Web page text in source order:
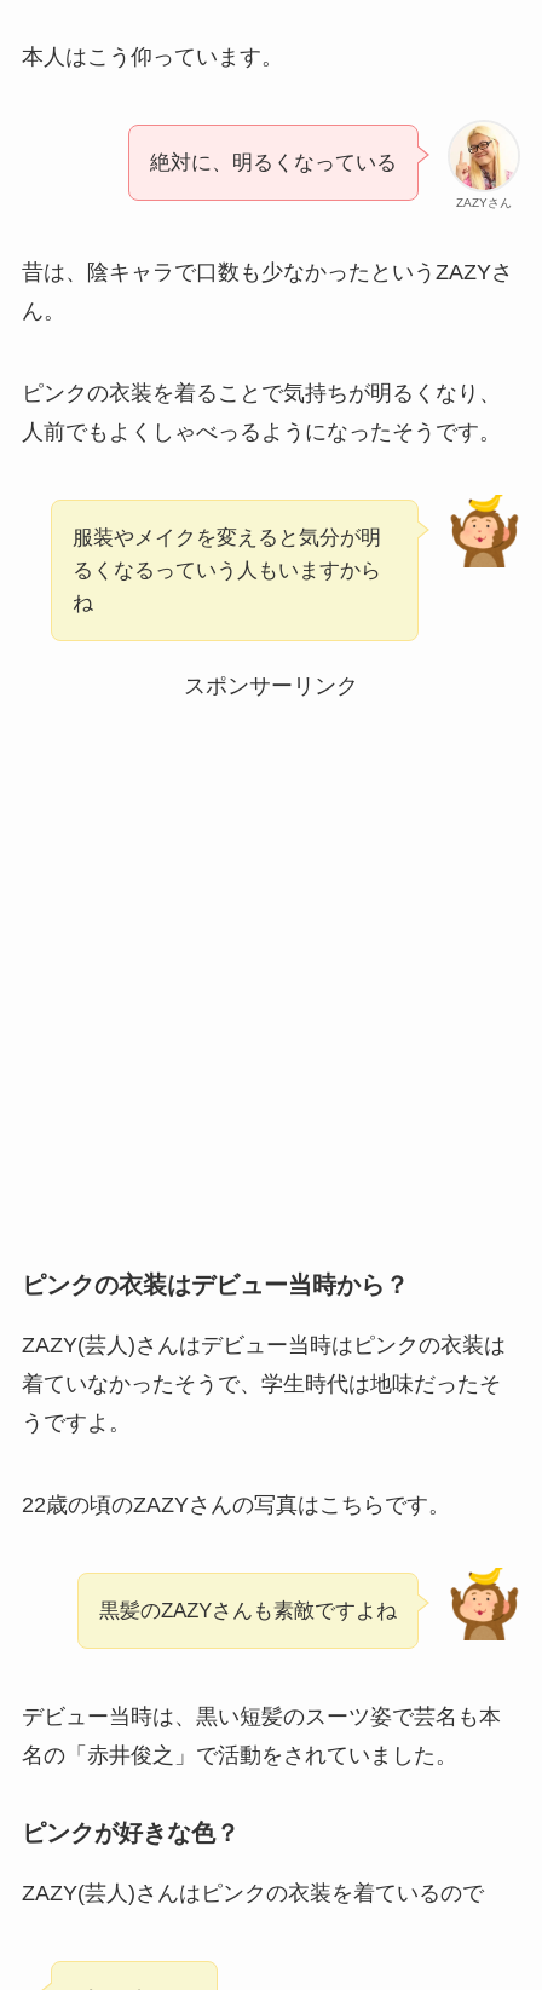
本人はこう仰っています。
ZAZYさん
絶対に、明るくなっている
昔は、陰キャラで口数も少なかったというZAZYさ
ん。
ピンクの衣装を着ることで気持ちが明るくなり、
人前でもよくしゃべっるようになったそうです。
服装やメイクを変えると気分が明
るくなるっていう人もいますから
ね
スポンサーリンク
ピンクの衣装はデビュー当時から？
ZAZY(芸人)さんはデビュー当時はピンクの衣装は
着ていなかったそうで、学生時代は地味だったそ
うですよ。
22歳の頃のZAZYさんの写真はこちらです。
黒髪のZAZYさんも素敵ですよね
デビュー当時は、黒い短髪のスーツ姿で芸名も本
名の「赤井俊之」で活動をされていました。
ピンクが好きな色？
ZAZY(芸人)さんはピンクの衣装を着ているので